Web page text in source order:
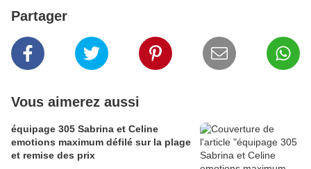
Partager
Vous aimerez aussi
équipage 305 Sabrina et Celine
emotions maximum défilé sur la plage
et remise des prix